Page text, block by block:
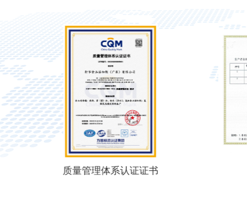
质量管理体系认证证书